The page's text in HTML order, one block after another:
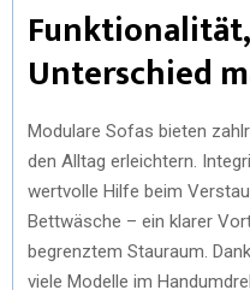
Unterschied
Modulare Sofas bieten
den Alltag erleichtern.
wertvolle Hilfe beim
Bettwäsche – ein klarer
begrenztem Stauraum.
viele Modelle im